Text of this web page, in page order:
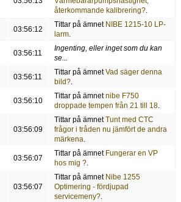
återkommande kalibrering?.
03:56:12
Tittar på ämnet NIBE 1215-10 LP-
larm.
03:56:11
Ingenting, eller inget som du kan
se...
03:56:11
Tittar på ämnetVad säger denna
bild?.
03:56:10
Tittar på ämnetnibe F750
droppade tempen från 21 till 18.
03:56:09
Tittar på ämnetTunt med CTC
frågor i tråden nu jämfört de andra
märkena.
03:56:07
Tittar på ämnet Fungerar en VP
hos mig ?.
03:56:07
Tittar på ämnet Nibe 1255
Optimering - fördjupad
servicemeny?.